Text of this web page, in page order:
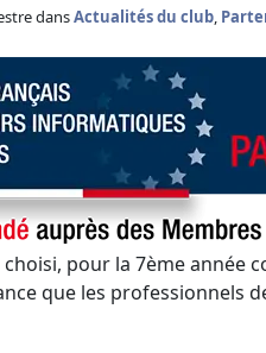
dansActualités du club,
pour la 7ème année
que les professionnels